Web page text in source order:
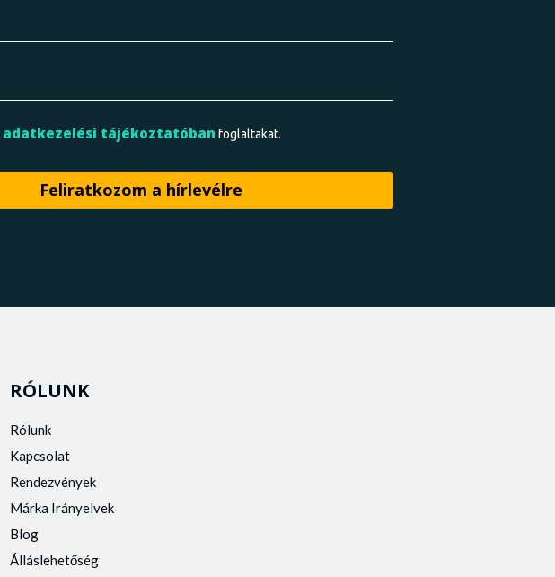
adatkezelési tájékoztatóban foglaltakat.
RÓLUNK
Rólunk
Kapcsolat
Rendezvények
Márka Irányelvek
Blog
Álláslehetőség